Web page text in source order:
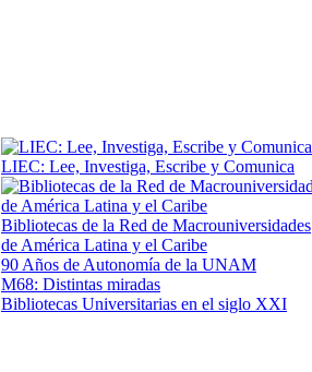
LIEC: Lee, Investiga, Escribe y Comunica
Bibliotecas de la Red de Macrouniversidades
de América Latina y el Caribe
90 Años de Autonomía de la UNAM
M68: Distintas miradas
Bibliotecas Universitarias en el siglo XXI